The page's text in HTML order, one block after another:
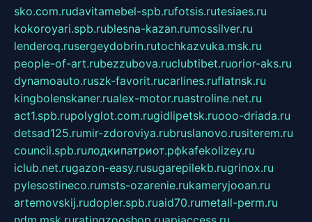
sko.com.rudavitamebel-spb.rufotsis.rutesiaes.ru
kokoroyari.spb.rublesna-kazan.rumossilver.ru
lenderoq.rusergeydobrin.rutochkazvuka.msk.ru
people-of-art.rubezzubova.ruclubtibet.ruorior-aks.ru
dynamoauto.ruszk-favorit.rucarlines.ruflatnsk.ru
kingbolenskaner.rualex-motor.ruastroline.net.ru
act1.spb.rupolyglot.com.rugidlipetsk.ruooo-driada.ru
detsad125.rumir-zdoroviya.rubruslanovo.rusiterem.ru
council.spb.ruлодкипатриот.рфkafekolizey.ru
iclub.net.rugazon-easy.rusugarepilekb.rugrinox.ru
pylesostineco.rumsts-ozarenie.rukameryjooan.ru
artemovskij.rudopler.spb.ruaid70.rumetall-perm.ru